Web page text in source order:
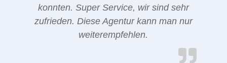
konnten. Super Service, wir sind sehr
zufrieden. Diese Agentur kann man nur
weiterempfehlen.